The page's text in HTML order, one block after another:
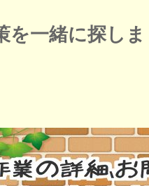
を一緒に探し